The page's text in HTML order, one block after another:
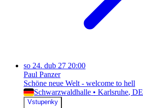
so 24. dub 27 20:00
Paul Panzer
Schöne neue Welt - welcome to hell
Schwarzwaldhalle • Karlsruhe, DE
Vstupenky